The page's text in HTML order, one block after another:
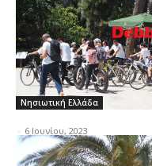
Νησιωτική Ελλάδα
- 6 Ιουνίου, 2023